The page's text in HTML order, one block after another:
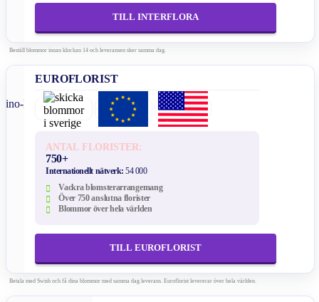
TILL INTERFLORA
Beställ blommor innan klockan 14 och leveransen sker samma dag.
EUROFLORIST
ANTAL FLORISTER:
750+
Internationellt nätverk:54 000
Vackra blomsterarrangemang
Över 750 anslutna florister
Blommor över hela världen
TILL EUROFLORIST
Betala med Swish och få dina blommor med samma dag leverans. Euroflorist levererar över hela världen.